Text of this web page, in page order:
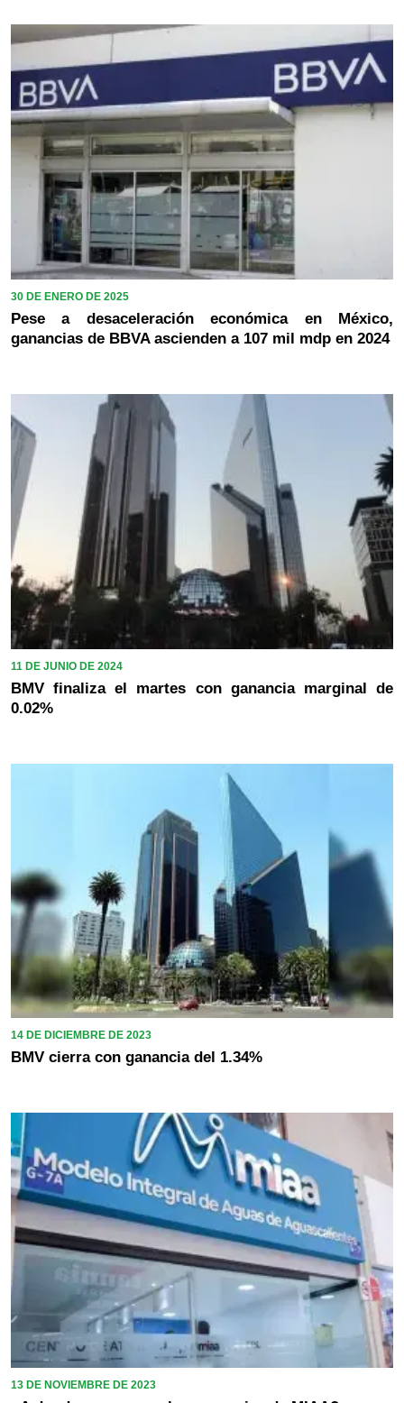
30 DE ENERO DE 2025
Pese a desaceleración económica en México,
ganancias de BBVA ascienden a 107 mil mdp en 2024
11 DE JUNIO DE 2024
BMV finaliza el martes con ganancia marginal de
0.02%
14 DE DICIEMBRE DE 2023
BMV cierra con ganancia del 1.34%
13 DE NOVIEMBRE DE 2023